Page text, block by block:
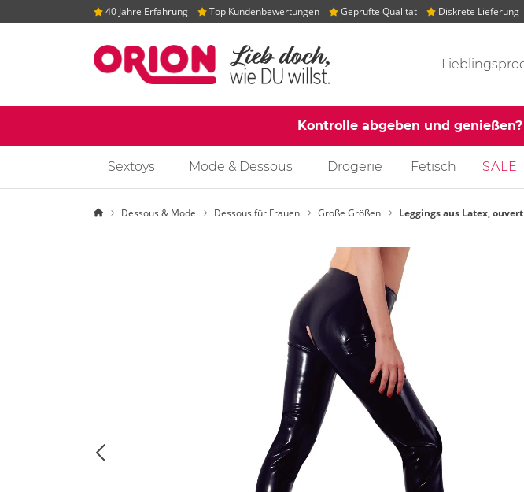
40 Jahre Erfahrung Top Kundenbewertungen Geprüfte Qualität Diskrete Lieferung
Suchvorschläge
Kontrolle abgeben und genießen?
Sextoys Mode & Dessous Drogerie Fetisch SALE
StartseiteDessous & Mode Dessous für Frauen Große Größen Leggings aus Latex, ouvert